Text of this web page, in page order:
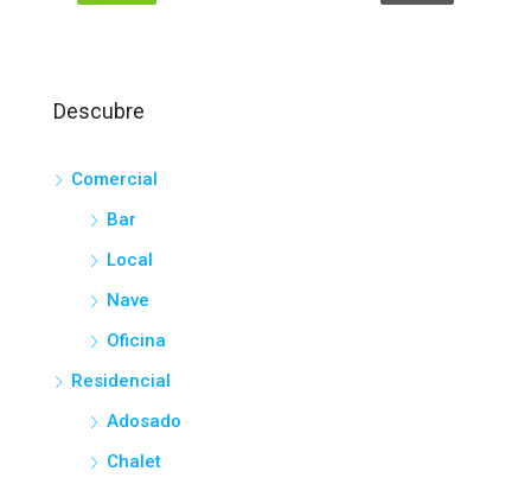
Descubre
Comercial
Bar
Local
Nave
Oficina
Residencial
Adosado
Chalet